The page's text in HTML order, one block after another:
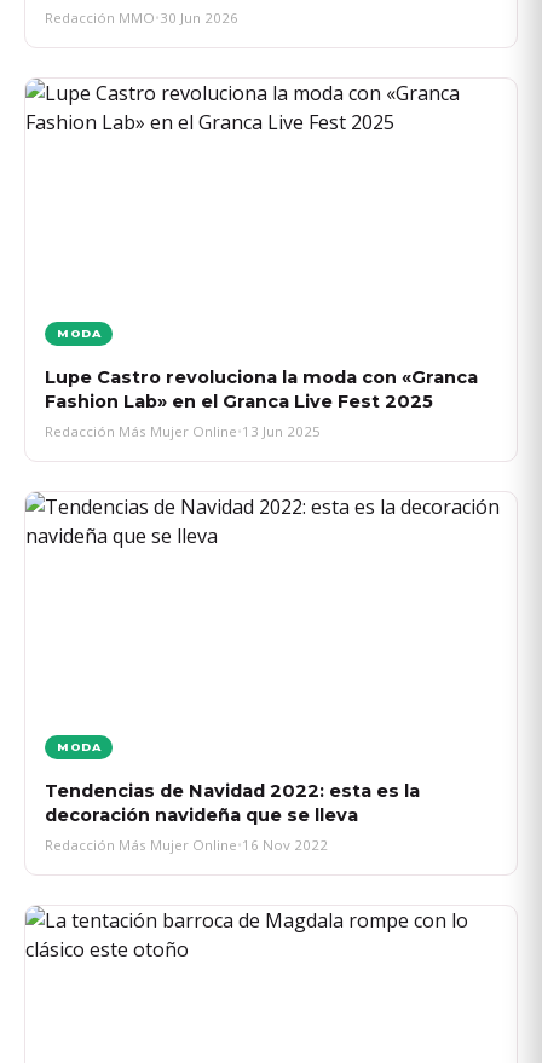
Redacción MMO•30 Jun 2026
MODA
Lupe Castro revoluciona la moda con «Granca
Fashion Lab» en el Granca Live Fest 2025
Redacción Más Mujer Online•13 Jun 2025
MODA
Tendencias de Navidad 2022: esta es la
decoración navideña que se lleva
Redacción Más Mujer Online•16 Nov 2022